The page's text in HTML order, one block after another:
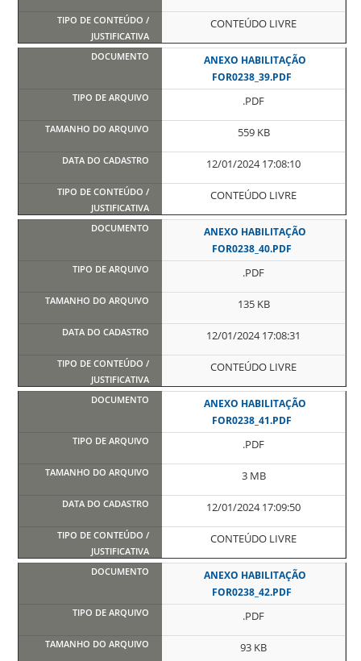
CONTEÚDO LIVRE
ANEXO HABILITAÇÃO
FOR0238_39.PDF
.PDF
559 KB
12/01/2024 17:08:10
CONTEÚDO LIVRE
ANEXO HABILITAÇÃO
FOR0238_40.PDF
.PDF
135 KB
12/01/2024 17:08:31
CONTEÚDO LIVRE
ANEXO HABILITAÇÃO
FOR0238_41.PDF
.PDF
3 MB
12/01/2024 17:09:50
CONTEÚDO LIVRE
ANEXO HABILITAÇÃO
FOR0238_42.PDF
.PDF
93 KB